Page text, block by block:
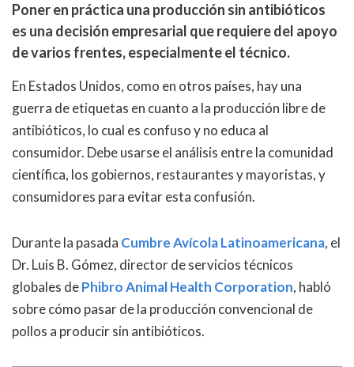
Poner en práctica una producción sin antibióticos
es una decisión empresarial que requiere del apoyo
de varios frentes, especialmente el técnico.
En Estados Unidos, como en otros países, hay una
guerra de etiquetas en cuanto a la producción libre de
antibióticos, lo cual es confuso y no educa al
consumidor. Debe usarse el análisis entre la comunidad
científica, los gobiernos, restaurantes y mayoristas, y
consumidores para evitar esta confusión.
Durante la pasada Cumbre Avícola Latinoamericana, el
Dr. Luis B. Gómez, director de servicios técnicos
globales dePhibro Animal Health Corporation, habló
sobre cómo pasar de la producción convencional de
pollos a producir sin antibióticos.